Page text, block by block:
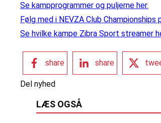
Se kampprogrammer og puljerne her.
Følg med i NEVZA Club Championships
Se hvilke kampe Zibra Sport streamer
share share
Del nyhed
LÆS OGSÅ